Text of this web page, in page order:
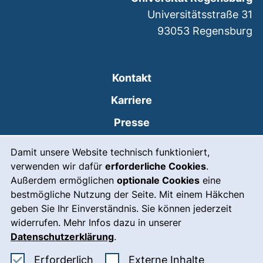
Damit unsere Website technisch funktioniert,
verwenden wir dafür erforderliche Cookies.
Außerdem ermöglichen optionale Cookies eine
bestmögliche Nutzung der Seite. Mit einem Häkchen
geben Sie Ihr Einverständnis. Sie können jederzeit
widerrufen. Mehr Infos dazu in unserer
Datenschutzerklärung.
Erforderlich Erforderliche Cookies akzeptieren
Externe Inhalte: Externe
Kontakt
Karriere
Presse
Leichte Sprache
Gebärdensprache
Notfall(externer Link, öffnet
Impressum
Barrierefreiheit
Universitätsstraße 31
93053 Regensburg